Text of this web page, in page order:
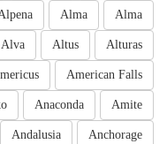
Alma
Alma
Alturas
Altus
Alva
American Falls
Amite
Anaconda
Anchorage
Andalusia